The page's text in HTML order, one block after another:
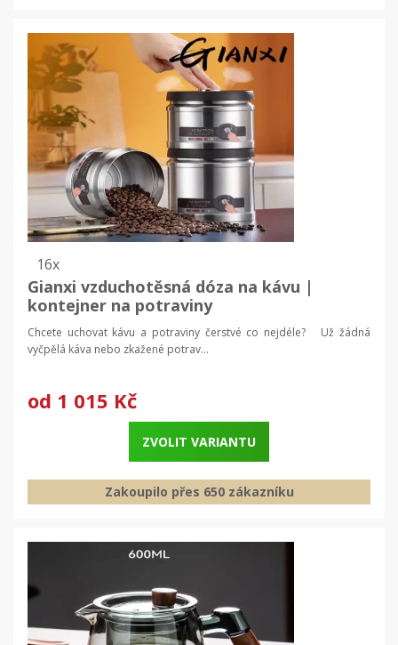
16x
Gianxi vzduchotěsná dóza na kávu |
kontejner na potraviny
Chcete uchovat kávu a potraviny čerstvé co nejdéle? Už žádná
vyčpělá káva nebo zkažené potrav...
od 1 015 Kč
ZVOLIT VARIANTU
Zakoupilo přes 650 zákazníku